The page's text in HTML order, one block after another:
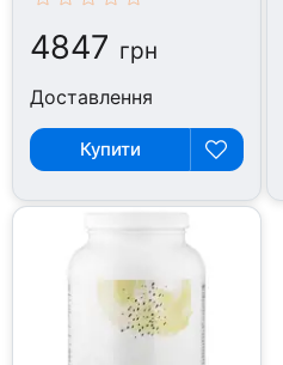
4847 грн
Доставлення
Купити